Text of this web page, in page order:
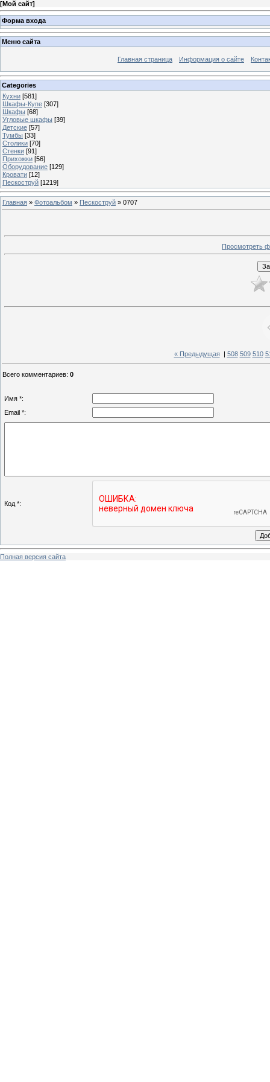
[Мой сайт]
Форма входа
Меню сайта
Главная страница Информация о сайте
Categories
Кухни [581]
Шкафы-Купе [307]
Шкафы [68]
Угловые шкафы [39]
Детские [57]
Тумбы [33]
Столики [70]
Стенки [91]
Прихожки [56]
Оборудование [129]
Кровати [12]
Пескоструй [1219]
Главная » Фотоальбом » Пескоструй » 0707
Просмотреть
« Предыдущая| 508 509 510
Всего комментариев: 0
Имя *:
Email *:
Код *:
Полная версия сайта